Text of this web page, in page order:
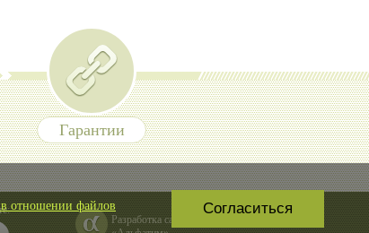
Гарантии
Разработка сайта
отношении файлов
Согласиться